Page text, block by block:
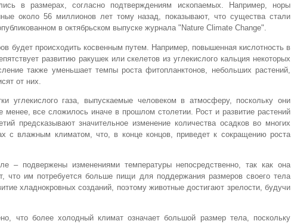
в размерах, согласно подтверждениям ископаемых. Например, норы
около 56 миллионов лет тому назад, показывают, что существа стали
в октябрьском выпуске журнала "Nature Climate Change".
будет происходить косвенным путем. Например, повышенная кислотность в
развитию ракушек или скелетов из углекислого кальция некоторых
также уменьшает темпы роста фитопланктонов, небольших растений,
от них.
углекислого газа, выпускаемые человеком в атмосферу, поскольку они
все сложилось иначе в прошлом столетии. Рост и развитие растений
предсказывают значительное изменение количества осадков во многих
с влажным климатом, что, в конце концов, приведет к сокращению роста
подвержены изменениями температуры непосредственно, так как она
что им потребуется больше пищи для поддержания размеров своего тела
хладнокровных созданий, поэтому животные достигают зрелости, будучи
что более холодный климат означает большой размер тела, поскольку